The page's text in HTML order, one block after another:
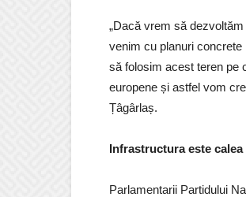
„Dacă vrem să
venim cu planuri
să folosim acest teren pe
europene și astfel vom
Țâgârlaș.
Infrastructura este
Parlamentarii Partidului